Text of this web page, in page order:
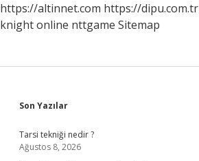
https://altinnet.com https://dipu.com.tr
knight online nttgame Sitemap
Sidebar
Son Yazılar
Tarsi tekniği nedir ?
Ağustos 8, 2026